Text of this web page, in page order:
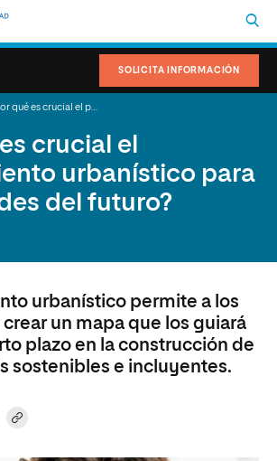
SOLICITA INFORMACIÓN
crucial el
urbanístico para
del futuro?
urbanístico permite a los
un mapa que los guiará
plazo en la construcción de
sostenibles e incluyentes.